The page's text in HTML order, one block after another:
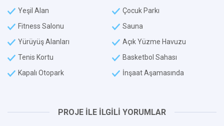
Yeşil Alan
Çocuk Parkı
Fitness Salonu
Sauna
Yürüyüş Alanları
Açık Yüzme Havuzu
Tenis Kortu
Basketbol Sahası
Kapalı Otopark
İnşaat Aşamasında
PROJE İLE İLGİLİ YORUMLAR